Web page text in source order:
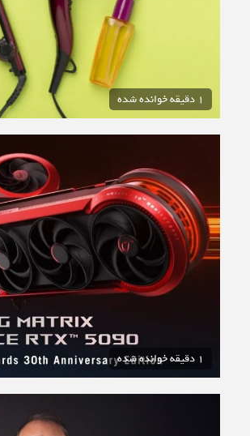
1 دقیقه خوانده شده
1 دقیقه خوانده شده